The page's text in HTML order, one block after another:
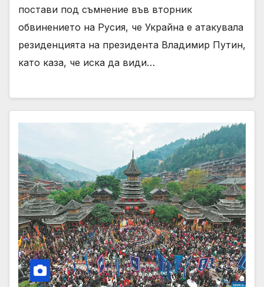
постави под съмнение във вторник
обвинението на Русия, че Украйна е атакувала
резиденцията на президента Владимир Путин,
като каза, че иска да види…